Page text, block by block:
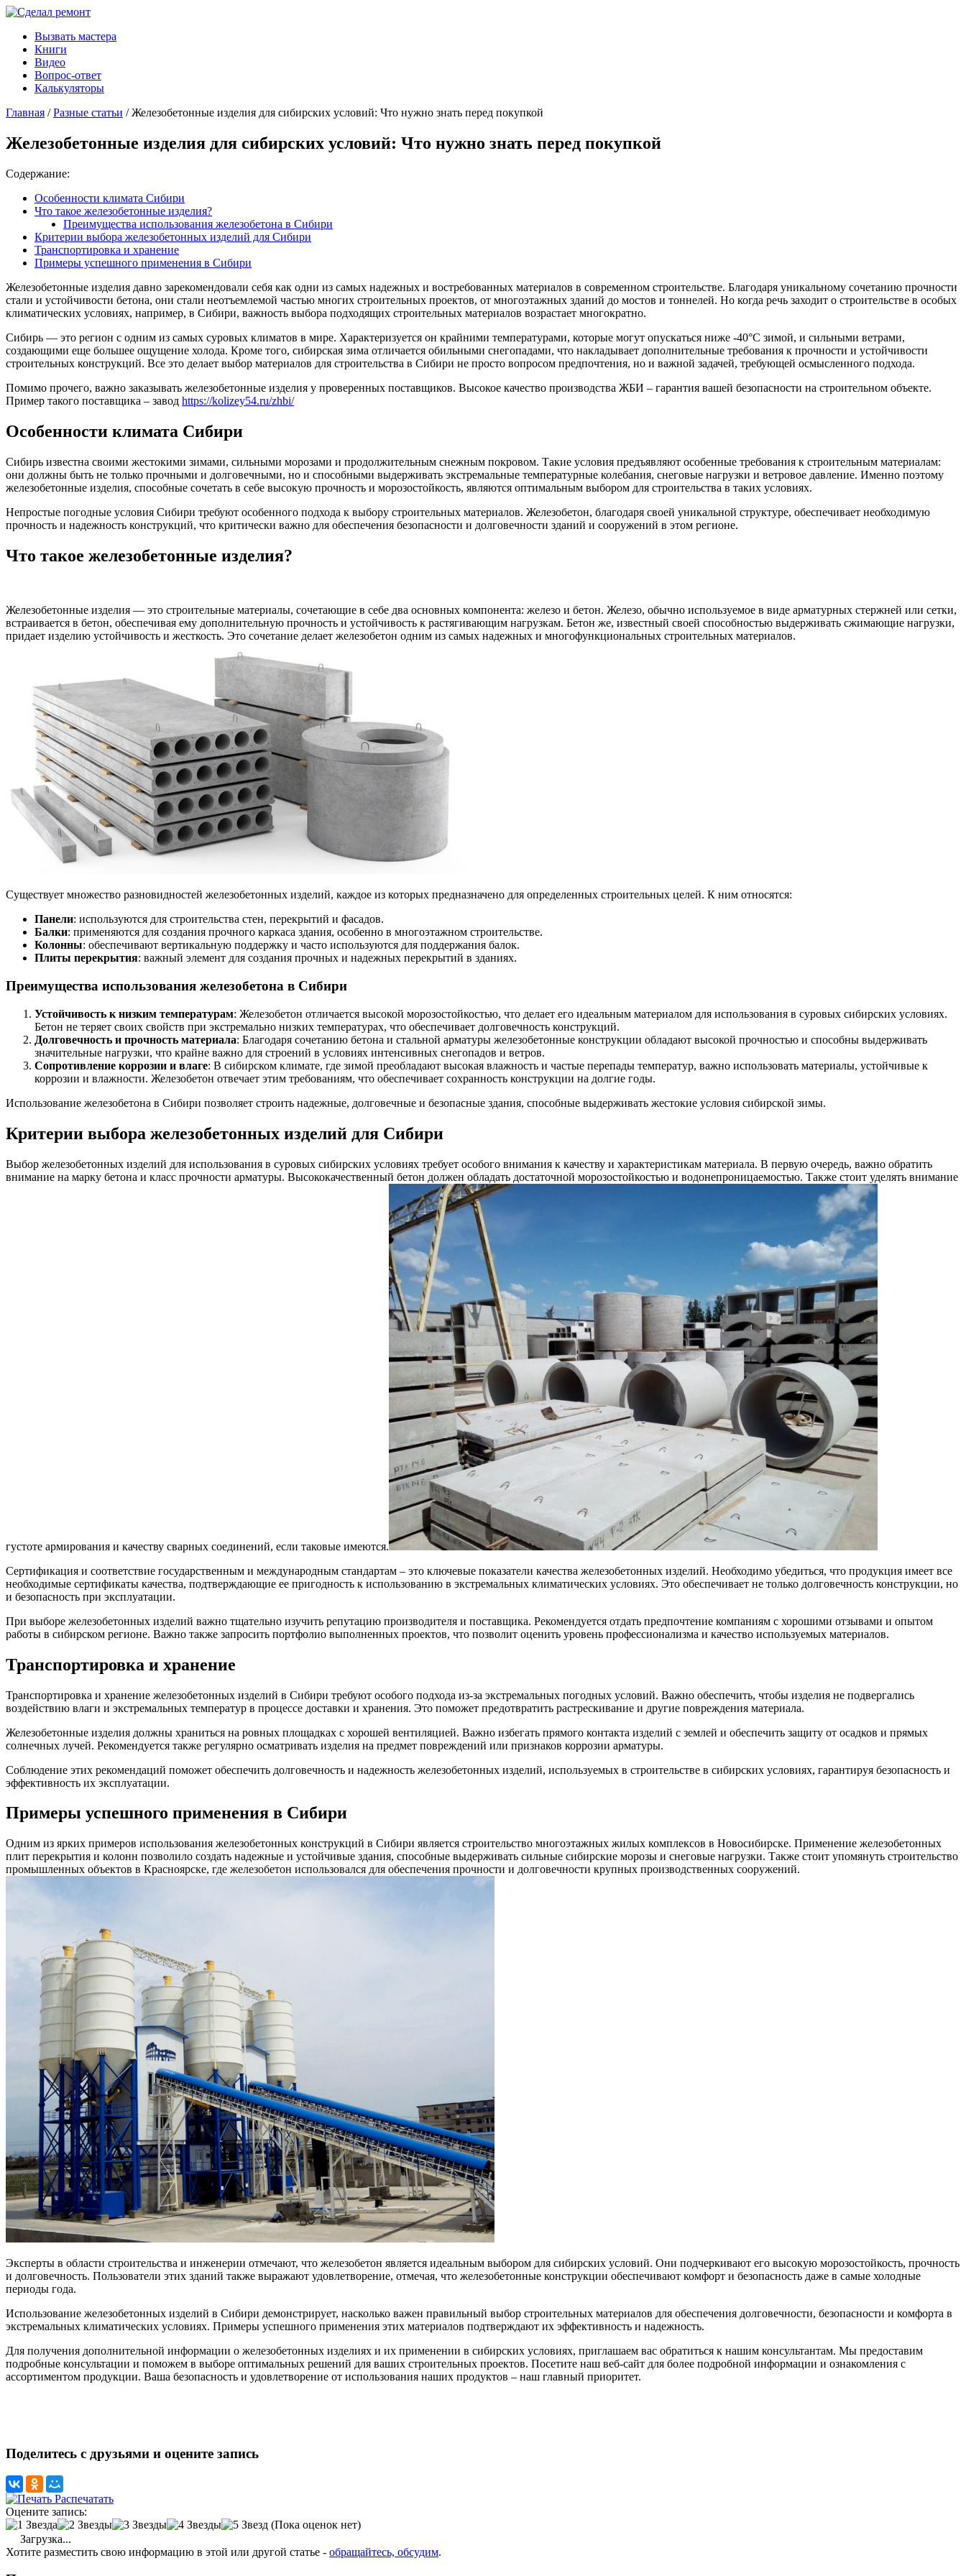
Вызвать мастера
Книги
Видео
Вопрос-ответ
Калькуляторы
Главная /Разные статьи / Железобетонные изделия для сибирских условий: Что нужно знать перед покупкой
Железобетонные изделия для сибирских условий: Что нужно знать перед покупкой
Содержание:
Особенности климата Сибири
Что такое железобетонные изделия?
Преимущества использования железобетона в Сибири
Критерии выбора железобетонных изделий для Сибири
Транспортировка и хранение
Примеры успешного применения в Сибири
Железобетонные изделия давно зарекомендовали себя как одни из самых надежных и востребованных материалов в современном строительстве. Благодаря уникальному сочетанию прочности
стали и устойчивости бетона, они стали неотъемлемой частью многих строительных проектов, от многоэтажных зданий до мостов и тоннелей. Но когда речь заходит о строительстве в особых
климатических условиях, например, в Сибири, важность выбора подходящих строительных материалов возрастает многократно.
Сибирь — это регион с одним из самых суровых климатов в мире. Характеризуется он крайними температурами, которые могут опускаться ниже -40°C зимой, и сильными ветрами,
создающими еще большее ощущение холода. Кроме того, сибирская зима отличается обильными снегопадами, что накладывает дополнительные требования к прочности и устойчивости
строительных конструкций. Все это делает выбор материалов для строительства в Сибири не просто вопросом предпочтения, но и важной задачей, требующей осмысленного подхода.
Помимо прочего, важно заказывать железобетонные изделия у проверенных поставщиков. Высокое качество производства ЖБИ – гарантия вашей безопасности на строительном объекте.
Пример такого поставщика – завод https://kolizey54.ru/zhbi/
Особенности климата Сибири
Сибирь известна своими жестокими зимами, сильными морозами и продолжительным снежным покровом. Такие условия предъявляют особенные требования к строительным материалам:
они должны быть не только прочными и долговечными, но и способными выдерживать экстремальные температурные колебания, снеговые нагрузки и ветровое давление. Именно поэтому
железобетонные изделия, способные сочетать в себе высокую прочность и морозостойкость, являются оптимальным выбором для строительства в таких условиях.
Непростые погодные условия Сибири требуют особенного подхода к выбору строительных материалов. Железобетон, благодаря своей уникальной структуре, обеспечивает необходимую
прочность и надежность конструкций, что критически важно для обеспечения безопасности и долговечности зданий и сооружений в этом регионе.
Что такое железобетонные изделия?
Железобетонные изделия — это строительные материалы, сочетающие в себе два основных компонента: железо и бетон. Железо, обычно используемое в виде арматурных стержней или сетки,
встраивается в бетон, обеспечивая ему дополнительную прочность и устойчивость к растягивающим нагрузкам. Бетон же, известный своей способностью выдерживать сжимающие нагрузки,
придает изделию устойчивость и жесткость. Это сочетание делает железобетон одним из самых надежных и многофункциональных строительных материалов.
Существует множество разновидностей железобетонных изделий, каждое из которых предназначено для определенных строительных целей. К ним относятся:
Панели: используются для строительства стен, перекрытий и фасадов.
Балки: применяются для создания прочного каркаса здания, особенно в многоэтажном строительстве.
Колонны: обеспечивают вертикальную поддержку и часто используются для поддержания балок.
Плиты перекрытия: важный элемент для создания прочных и надежных перекрытий в зданиях.
Преимущества использования железобетона в Сибири
Устойчивость к низким температурам: Железобетон отличается высокой морозостойкостью, что делает его идеальным материалом для использования в суровых сибирских условиях.
Бетон не теряет своих свойств при экстремально низких температурах, что обеспечивает долговечность конструкций.
Долговечность и прочность материала: Благодаря сочетанию бетона и стальной арматуры железобетонные конструкции обладают высокой прочностью и способны выдерживать
значительные нагрузки, что крайне важно для строений в условиях интенсивных снегопадов и ветров.
Сопротивление коррозии и влаге: В сибирском климате, где зимой преобладают высокая влажность и частые перепады температур, важно использовать материалы, устойчивые к
коррозии и влажности. Железобетон отвечает этим требованиям, что обеспечивает сохранность конструкции на долгие годы.
Использование железобетона в Сибири позволяет строить надежные, долговечные и безопасные здания, способные выдерживать жестокие условия сибирской зимы.
Критерии выбора железобетонных изделий для Сибири
Выбор железобетонных изделий для использования в суровых сибирских условиях требует особого внимания к качеству и характеристикам материала. В первую очередь, важно обратить
внимание на марку бетона и класс прочности арматуры. Высококачественный бетон должен обладать достаточной морозостойкостью и водонепроницаемостью. Также стоит уделять внимание
густоте армирования и качеству сварных соединений, если таковые имеются.
Сертификация и соответствие государственным и международным стандартам – это ключевые показатели качества железобетонных изделий. Необходимо убедиться, что продукция имеет все
необходимые сертификаты качества, подтверждающие ее пригодность к использованию в экстремальных климатических условиях. Это обеспечивает не только долговечность конструкции, но
и безопасность при эксплуатации.
При выборе железобетонных изделий важно тщательно изучить репутацию производителя и поставщика. Рекомендуется отдать предпочтение компаниям с хорошими отзывами и опытом
работы в сибирском регионе. Важно также запросить портфолио выполненных проектов, что позволит оценить уровень профессионализма и качество используемых материалов.
Транспортировка и хранение
Транспортировка и хранение железобетонных изделий в Сибири требуют особого подхода из-за экстремальных погодных условий. Важно обеспечить, чтобы изделия не подвергались
воздействию влаги и экстремальных температур в процессе доставки и хранения. Это поможет предотвратить растрескивание и другие повреждения материала.
Железобетонные изделия должны храниться на ровных площадках с хорошей вентиляцией. Важно избегать прямого контакта изделий с землей и обеспечить защиту от осадков и прямых
солнечных лучей. Рекомендуется также регулярно осматривать изделия на предмет повреждений или признаков коррозии арматуры.
Соблюдение этих рекомендаций поможет обеспечить долговечность и надежность железобетонных изделий, используемых в строительстве в сибирских условиях, гарантируя безопасность и
эффективность их эксплуатации.
Примеры успешного применения в Сибири
Одним из ярких примеров использования железобетонных конструкций в Сибири является строительство многоэтажных жилых комплексов в Новосибирске. Применение железобетонных
плит перекрытия и колонн позволило создать надежные и устойчивые здания, способные выдерживать сильные сибирские морозы и снеговые нагрузки. Также стоит упомянуть строительство
промышленных объектов в Красноярске, где железобетон использовался для обеспечения прочности и долговечности крупных производственных сооружений.
Эксперты в области строительства и инженерии отмечают, что железобетон является идеальным выбором для сибирских условий. Они подчеркивают его высокую морозостойкость, прочность
и долговечность. Пользователи этих зданий также выражают удовлетворение, отмечая, что железобетонные конструкции обеспечивают комфорт и безопасность даже в самые холодные
периоды года.
Использование железобетонных изделий в Сибири демонстрирует, насколько важен правильный выбор строительных материалов для обеспечения долговечности, безопасности и комфорта в
экстремальных климатических условиях. Примеры успешного применения этих материалов подтверждают их эффективность и надежность.
Для получения дополнительной информации о железобетонных изделиях и их применении в сибирских условиях, приглашаем вас обратиться к нашим консультантам. Мы предоставим
подробные консультации и поможем в выборе оптимальных решений для ваших строительных проектов. Посетите наш веб-сайт для более подробной информации и ознакомления с
ассортиментом продукции. Ваша безопасность и удовлетворение от использования наших продуктов – наш главный приоритет.
Поделитесь с друзьями и оцените запись
Распечатать
Оцените запись:
(Пока оценок нет)
Загрузка...
Хотите разместить свою информацию в этой или другой статье - обращайтесь, обсудим.